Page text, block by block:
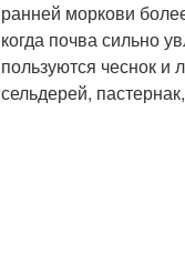
ранней моркови
когда почва сильно
пользуются чеснок и
сельдерей,